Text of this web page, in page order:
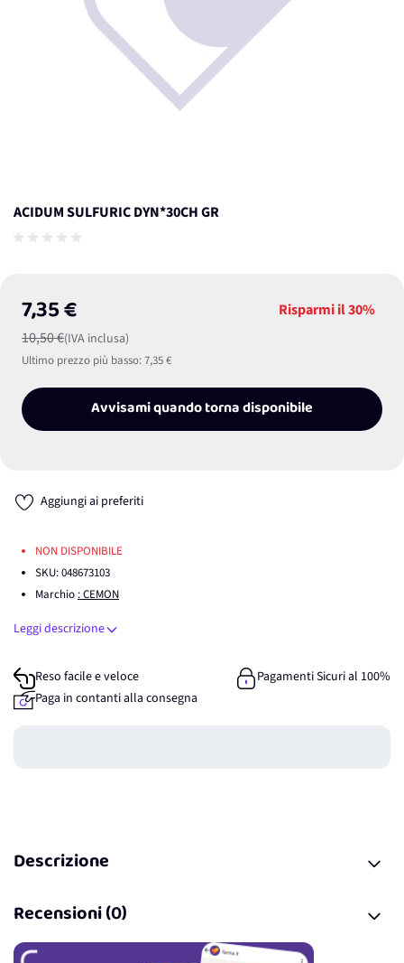
ACIDUM SULFURIC DYN*30CH GR
7,35 €
10,50 €(IVA inclusa)
Risparmi il30%
Ultimo prezzo più basso:7,35 €
Avvisami quando torna disponibile
Aggiungi ai preferiti
NON DISPONIBILE
SKU:048673103
Marchio : CEMON
Leggi descrizione
Reso facile e veloce
Pagamenti Sicuri al 100%
Paga in contanti alla consegna
Descrizione
Recensioni (0)